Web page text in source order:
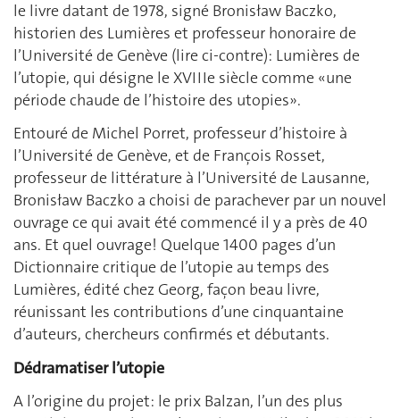
le livre datant de 1978, signé Bronisław Baczko,
historien des Lumières et professeur honoraire de
l’Université de Genève (lire ci-contre): Lumières de
l’utopie, qui désigne le XVIIIe siècle comme «une
période chaude de l’histoire des utopies».
Entouré de Michel Porret, professeur d’histoire à
l’Université de Genève, et de François Rosset,
professeur de littérature à l’Université de Lausanne,
Bronisław Baczko a choisi de parachever par un nouvel
ouvrage ce qui avait été commencé il y a près de 40
ans. Et quel ouvrage! Quelque 1400 pages d’un
Dictionnaire critique de l’utopie au temps des
Lumières, édité chez Georg, façon beau livre,
réunissant les contributions d’une cinquantaine
d’auteurs, chercheurs confirmés et débutants.
Dédramatiser l’utopie
A l’origine du projet: le prix Balzan, l’un des plus